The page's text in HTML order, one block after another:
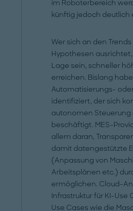
im Roboterbereich
künftig jedoch
Wer sich an den
Hypothesen
Lage sein, schneller
erreichen. Bislang
Automatisierungs-
identifiziert, der sich
autonomen Steuerung
beschäftigt. MES-
allem daran,
damit datengestützte
(Anpassung von
Arbeitsplänen etc.)
ermöglichen. Cloud-
Infrastruktur für KI-Use
Use Cases wie die